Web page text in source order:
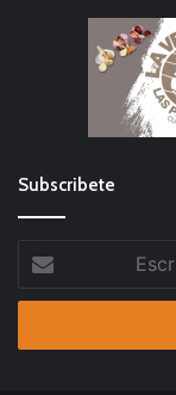
Subscribete
Escribe
tu
correo